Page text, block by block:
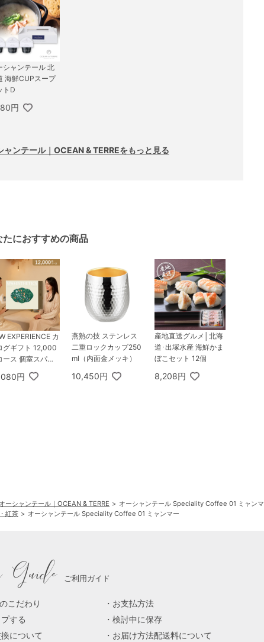
シャンテール 北
海鮮CUPスープ
トD
円
ャンテール｜OCEAN & TERREをもっと見る
たにおすすめの商品
EXPERIENCE カ
グギフト 12,000
ース 個室スパ＆
円
燕熟の技 ステンレス
二重ロックカップ250
ml（内面金メッキ）
10,450円
産地直送グルメ│北海
道･出塚水産 海鮮かま
ぼこセット 12個
8,208円
オーシャンテール｜OCEAN & TERRE
オーシャンテール Speciality Coffee 01 ミャン
紅茶 オーシャンテール Speciality Coffee 01 ミャンマー
Guide ご利用ガイド
こだわり
お支払方法
する
検討中に保存
について
お届け方法配送料について